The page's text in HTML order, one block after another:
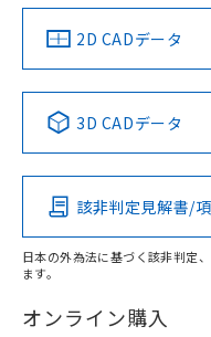
中国 RoHS 注意事項
Pb Hg
O
在庫等で未対応品が混
2D CADデータ
3D CADデータ
該非判定見解書/
日本の外為法に基づく該非判定
ます。
オンライン購入